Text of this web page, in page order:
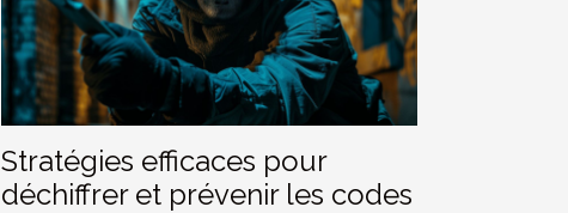
Stratégies efficaces pour
déchiffrer et prévenir les codes